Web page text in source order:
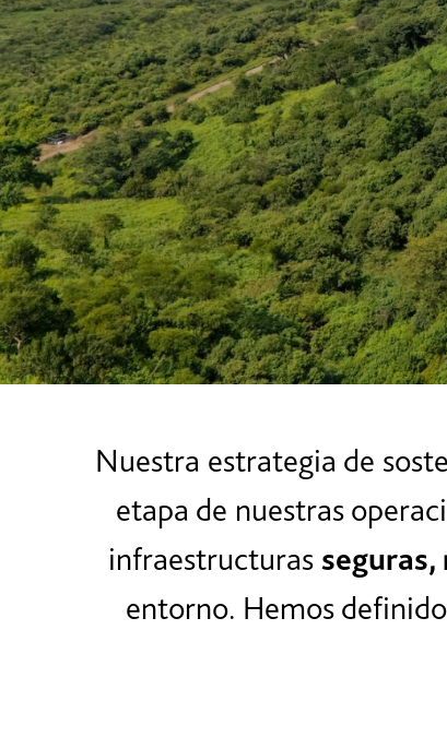
Nuestra estrategia de
etapa de nuestras
infraestructuras seguras,
entorno. Hemos